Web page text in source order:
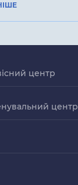
центр
центр